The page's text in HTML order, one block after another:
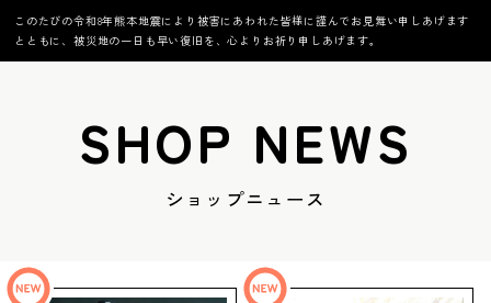
このたびの令和8年熊本地震により被害にあわれた皆様に謹んでお見舞い申しあげます
とともに、被災地の一日も早い復旧を、心よりお祈り申しあげます。
SHOP NEWS
ショップニュース